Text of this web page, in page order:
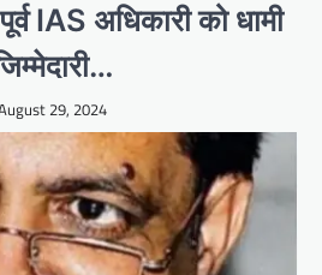
IAS अधिकारी को धामी
29, 2024